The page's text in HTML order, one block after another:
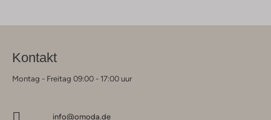
Kontakt
Montag - Freitag 09:00 - 17:00 uur
info@omoda.de